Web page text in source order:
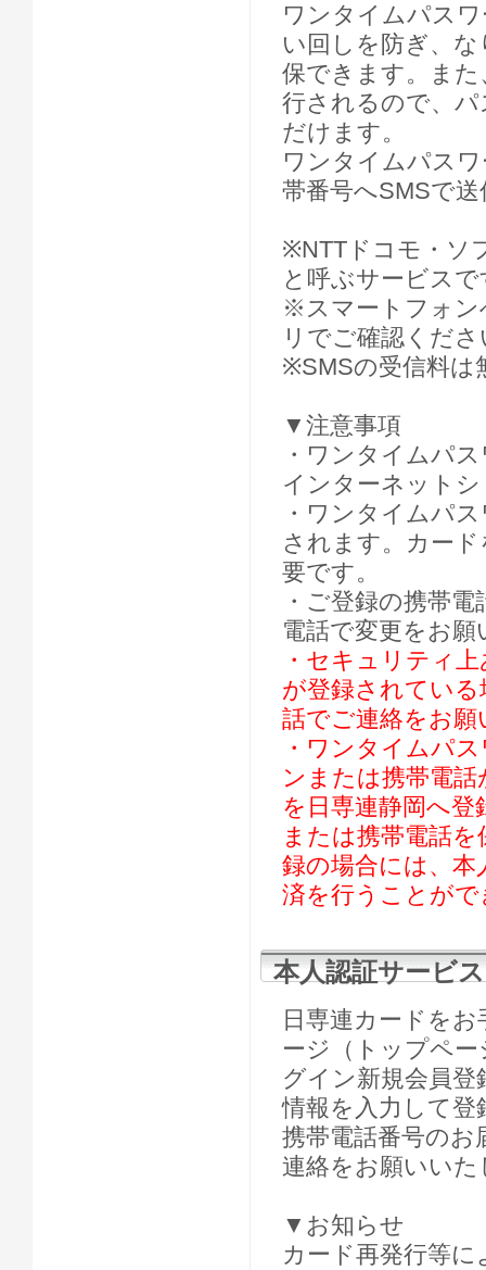
ワンタイムパス
い回しを防ぎ、
保できます。ま
行されるので、
だけます。
ワンタイムパス
帯番号へSMSで
※NTTドコモ・ソ
と呼ぶサービスで
※スマートフォン
リでご確認くださ
※SMSの受信料は
▼注意事項
・ワンタイムパ
インターネット
・ワンタイムパ
されます。カー
要です。
・ご登録の携帯
電話で変更をお
・セキュリティ
が登録されてい
話でご連絡をお
・ワンタイムパ
ンまたは携帯電
を日専連静岡へ
または携帯電話
録の場合には、本
済を行うことが
本人認証サービ
日専連カードを
ージ（トップペ
グイン新規会員
情報を入力して
携帯電話番号の
連絡をお願いいた
▼お知らせ
カード再発行等